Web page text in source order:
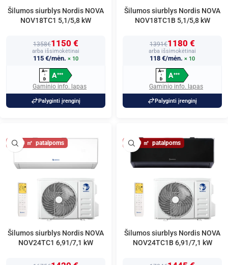
Šilumos siurblys Nordis NOVA
NOV18TC1 5,1/5,8 kW
1358€1150 €
arba išsimokėtinai
115 €/mėn. × 10
A+++
↑
D
A+++
Gaminio info. lapas
Palyginti įrenginį
Šilumos siurblys Nordis NOVA
NOV18TC1B 5,1/5,8 kW
1391€1180 €
arba išsimokėtinai
118 €/mėn. × 10
A+++
↑
D
A+++
Gaminio info. lapas
Palyginti įrenginį
80
Šilumos siurblys Nordis NOVA
NOV24TC1 6,91/7,1 kW
80
Šilumos siurblys Nordis NOVA
NOV24TC1B 6,91/7,1 kW